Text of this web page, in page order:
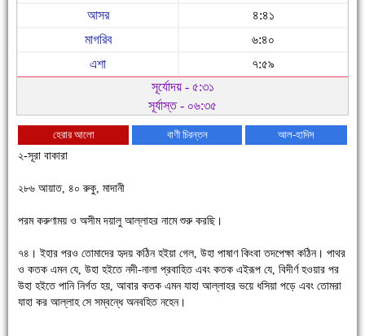
আসর
৪:৪১
মাগরিব
৬:৪০
এশা
৭:৫৯
সূর্যোদয় - ৫:৩১
সূর্যাস্ত - ০৬:৩৫
হেরার আলো বাণী চিরন্তন
আল-হাদিস
২-সূরা বাকারা
২৮৬ আয়াত, ৪০ রুকু, মাদানী
পরম করুণাময় ও অসীম দয়ালু আল্লাহর নামে শুরু করছি।
৭৪। ইহার পরও তোমাদের হৃদয় কঠিন হইয়া গেল, উহা পাষাণ কিংবা তদপেক্ষা কঠিন। পাথর
ও কতক এমন যে, উহা হইতে নদী-নালা প্রবাহিত এবং কতক এইরূপ যে, বিদীর্ণ হওয়ার পর
উহা হইতে পানি নির্গত হয়, আবার কতক এমন যাহা আল্লাহর ভয়ে ধসিয়া পড়ে এবং তোমরা
যাহা কর আল্লাহ সে সম্বন্ধে অনবহিত নহেন।